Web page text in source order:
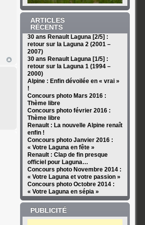
ARTICLES
RÉCENTS
30 ans Renault Laguna [2/5] :
retour sur la Laguna 2 (2001 –
2007)
30 ans Renault Laguna [1/5] :
retour sur la Laguna 1 (1994 –
2000)
Alpine : Enfin dévoilée en « vrai »
!
Concours photo Mars 2016 :
Thème libre
Concours photo février 2016 :
Thème libre
Renault : La nouvelle Alpine renaît
enfin !
Concours photo Janvier 2016 :
« Votre Laguna en fête »
Renault : Clap de fin presque
officiel pour Laguna…
Concours photo Novembre 2014 :
« Votre Laguna et votre passion »
Concours photo Octobre 2014 :
« Votre Laguna en sépia »
PUBLICITÉ